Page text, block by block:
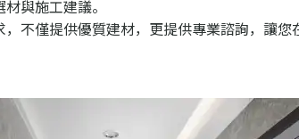
與施工建議。
不僅提供優質建材，更提供專業諮詢，讓您